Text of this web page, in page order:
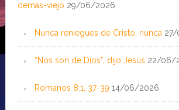
demás-viejo 29/06/2026
Nunca reniegues de Cristo, nunca
“Nos son de Dios”, dijo Jesús 22/06/
Romanos 8:1, 37-39 14/06/2026